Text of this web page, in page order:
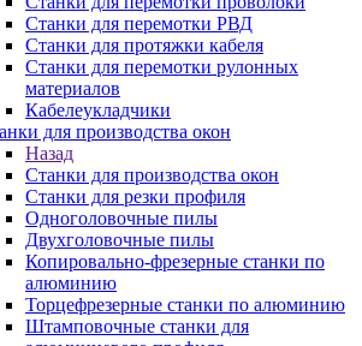
Станки для перемотки РВД
Станки для протяжки кабеля
Станки для перемотки рулонных
материалов
Кабелеукладчики
для производства окон
Назад
Станки для производства окон
Станки для резки профиля
Одноголовочные пилы
Двухголовочные пилы
Копировально-фрезерные станки по
алюминию
Торцефрезерные станки по алюминию
Штамповочные станки для